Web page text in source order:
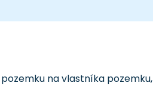
na vlastníka pozemku,